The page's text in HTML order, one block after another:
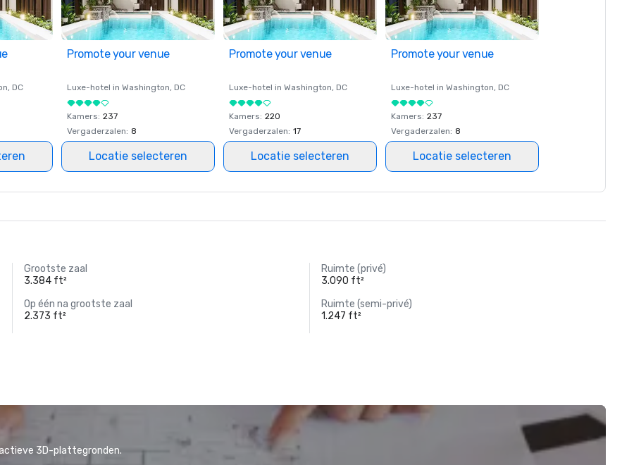
, DC
Promote your venue
Luxe-hotel in Washington, DC
Kamers: 237
Vergaderzalen: 8
Locatie selecteren
Promote your venue
Luxe-hotel in Washington, DC
Kamers: 220
Vergaderzalen: 17
Locatie selecteren
Promote your venue
Luxe-hotel in Washington, DC
Kamers: 237
Vergaderzalen: 8
Locatie selecteren
Grootste zaal
3.384 ft²
Ruimte (privé)
3.090 ft²
Op één na grootste zaal
2.373 ft²
Ruimte (semi-privé)
1.247 ft²
3D-plattegronden.